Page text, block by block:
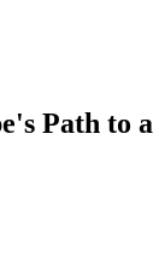
Path to